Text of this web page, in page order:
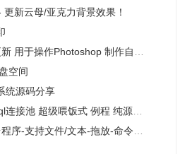
新云母/亚克力背景效果！
空间
统源码分享